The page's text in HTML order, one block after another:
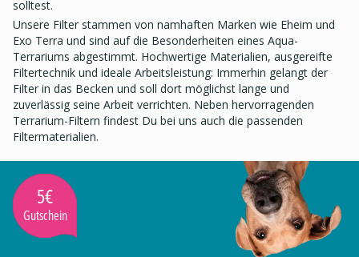
solltest.
Unsere Filter stammen von namhaften Marken wie Eheim und
Exo Terra und sind auf die Besonderheiten eines Aqua-
Terrariums abgestimmt. Hochwertige Materialien, ausgereifte
Filtertechnik und ideale Arbeitsleistung: Immerhin gelangt der
Filter in das Becken und soll dort möglichst lange und
zuverlässig seine Arbeit verrichten. Neben hervorragenden
Terrarium-Filtern findest Du bei uns auch die passenden
Filtermaterialien.
5€
Gutschein